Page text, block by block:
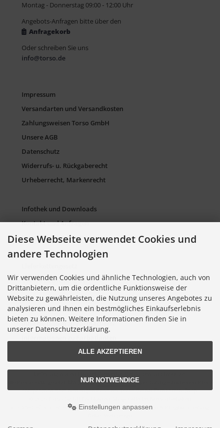
Montag - Donnerstag 09:00 - 12:00 Uhr
Angebots-Anfragen bitte über den
Anfragekorb
Oder schreiben Sie uns
info@torso.de
Impressum
Versandarten und Versandkosten
Zahlungsweisen Torso GmbH
Unsere AGB
Datenschutz
Widerrufs- u. Rückgaberecht
Urheberrecht, Markenrecht
Infothek und Downloads
Kontakt und Anfragen
Verpackung und Entsorgung
Sitemap Torso.de
Cookie Einstellungen
Informationen zu Farbkarten
Informationen zu Farbfächern
Alle Preise exkl. gesetzl. MwSt. zzgl.Versandkosten. Die durchgestrichenen Preise
entsprechen dem bisherigen Preis bei Torso GmbH Farbkarten-Shop.
modified eCommerce Shopsoftware © 2009-2026 • Design & Programmierung
Diese Webseite verwendet Cookies und
andere Technologien
Wir verwenden Cookies und ähnliche Technologien, auch von
Drittanbietern, um die ordentliche Funktionsweise der
Website zu gewährleisten, die Nutzung unseres Angebotes zu
analysieren und Ihnen ein bestmögliches Einkaufserlebnis
bieten zu können. Weitere Informationen finden Sie in
unserer Datenschutzerklärung.
ALLE AKZEPTIEREN
NUR NOTWENDIGE
Einstellungen anpassen